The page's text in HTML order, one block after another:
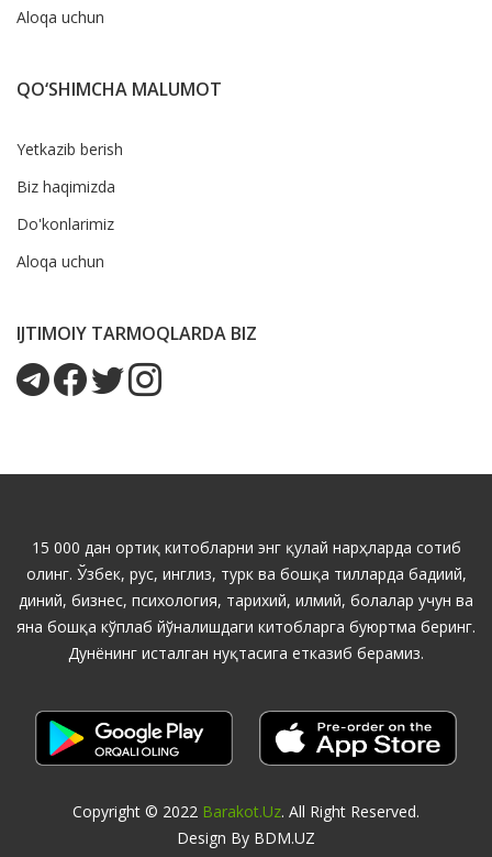
Aloqa uchun
QO‘SHIMCHA MALUMOT
Yetkazib berish
Biz haqimizda
Do'konlarimiz
Aloqa uchun
IJTIMOIY TARMOQLARDA BIZ
15 000 дан ортиқ китобларни энг қулай нарҳларда сотиб
олинг. Ўзбек, рус, инглиз, турк ва бошқа тилларда бадиий,
диний, бизнес, психология, тарихий, илмий, болалар учун ва
яна бошқа кўплаб йўналишдаги китобларга буюртма беринг.
Дунёнинг исталган нуқтасига етказиб берамиз.
Copyright © 2022 Barakot.uz. All Right Reserved.
Design By BDM.UZ